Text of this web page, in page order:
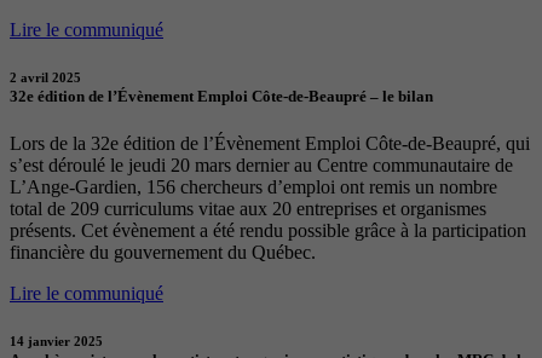
Lire le communiqué
2 avril 2025
32e édition de l’Évènement Emploi Côte-de-Beaupré – le bilan
Lors de la 32e édition de l’Évènement Emploi Côte-de-Beaupré, qui
s’est déroulé le jeudi 20 mars dernier au Centre communautaire de
L’Ange-Gardien, 156 chercheurs d’emploi ont remis un nombre
total de 209 curriculums vitae aux 20 entreprises et organismes
présents. Cet évènement a été rendu possible grâce à la participation
financière du gouvernement du Québec.
Lire le communiqué
14 janvier 2025